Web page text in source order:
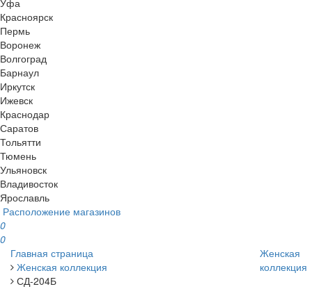
Уфа
Красноярск
Пермь
Воронеж
Волгоград
Барнаул
Иркутск
Ижевск
Краснодар
Саратов
Тольятти
Тюмень
Ульяновск
Владивосток
Ярославль
Расположение магазинов
0
0
Главная страница
Женская коллекция
СД-204Б
Женская
коллекция